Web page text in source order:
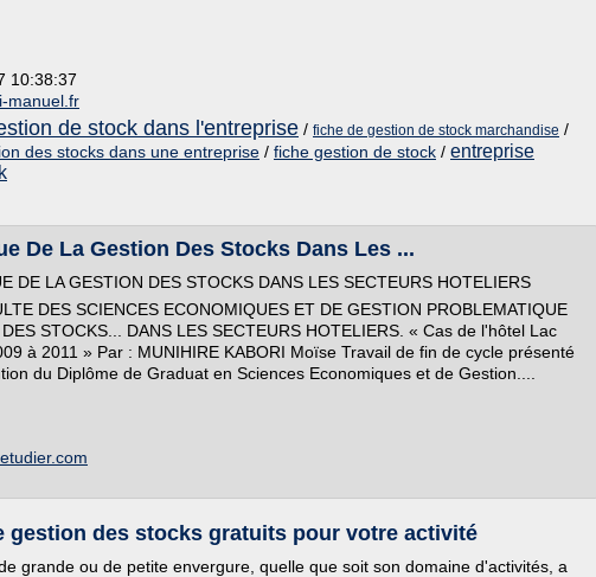
10:38:37
manuel.fr
de stock dans l'entreprise / fiche de gestion de stock marchandise /
des stocks dans une entreprise / fiche gestion de stock / entreprise
De La Gestion Des Stocks Dans Les ...
DE LA GESTION DES STOCKS DANS LES SECTEURS HOTELIERS
DES SCIENCES ECONOMIQUES ET DE GESTION PROBLEMATIQUE
STOCKS... DANS LES SECTEURS HOTELIERS. « Cas de l'hôtel Lac
à 2011 » Par : MUNIHIRE KABORI Moïse Travail de fin de cycle présenté
du Diplôme de Graduat en Sciences Economiques et de Gestion....
gestion des stocks gratuits pour votre activité
grande ou de petite envergure, quelle que soit son domaine d'activités, a